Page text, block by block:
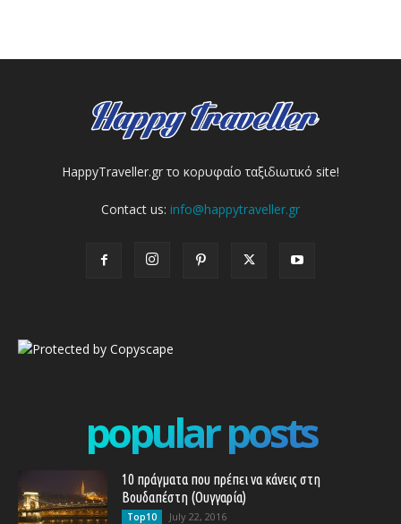
HappyTraveller.gr το κορυφαίο ταξιδιωτικό site!
Contact us: info@happytraveller.gr
popular posts
10 πράγματα που πρέπει να κάνεις στη
Βουδαπέστη (Ουγγαρία)
Top10 July 22, 2016